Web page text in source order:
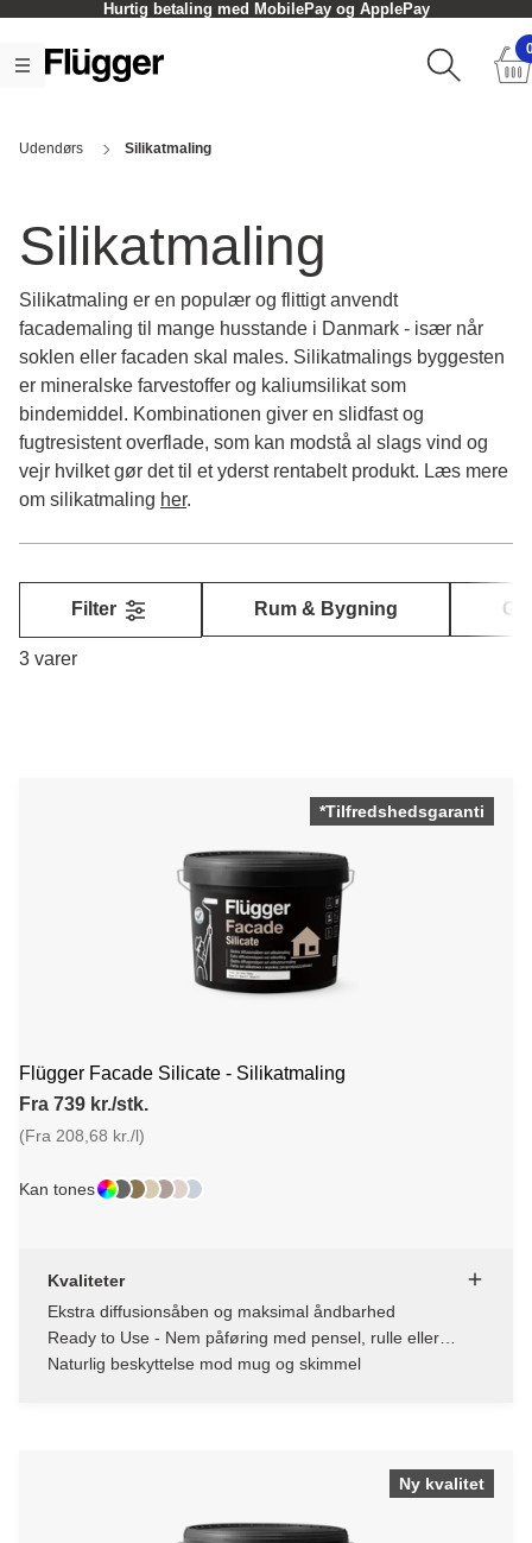
Hurtig betaling med MobilePay og ApplePay
Udendørs Silikatmaling
Silikatmaling
Silikatmaling er en populær og flittigt anvendt
facademaling til mange husstande i Danmark - især når
soklen eller facaden skal males. Silikatmalings byggesten
er mineralske farvestoffer og kaliumsilikat som
bindemiddel. Kombinationen giver en slidfast og
fugtresistent overflade, som kan modstå al slags vind og
vejr hvilket gør det til et yderst rentabelt produkt. Læs mere
om silikatmaling her.
3 varer
Filter Rum & Bygning
*Tilfredshedsgaranti
Flügger Facade Silicate - Silikatmaling
Fra 739 kr./stk.
(Fra 208,68 kr./l)
Kan tones
Kvaliteter
Ekstra diffusionsåben og maksimal åndbarhed
Ready to Use - Nem påføring med pensel, rulle eller
malersprøjte
Naturlig beskyttelse mod mug og skimmel
Ny kvalitet